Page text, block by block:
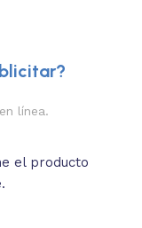
línea.
el producto